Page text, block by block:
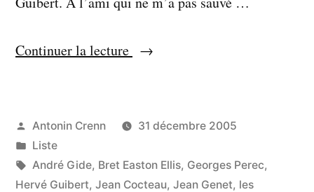
Continuer la lecture « Liste
de
Publié
par
Antonin Crenn
31 décembre 2005
Publié
dans
Liste
Étiquettes :
André Gide, Bret Easton Ellis, Georges Perec,
Hervé Guibert, Jean Cocteau, Jean Genet, les